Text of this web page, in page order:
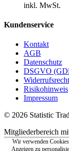
inkl. MwSt.
Kundenservice
Kontakt
AGB
Datenschutz
DSGVO
Widerrufsrecht
Risikohinweis
Impressum
© 2026 Statistic
Mitgliederbereich
Wir verwenden
Anzeigen zu